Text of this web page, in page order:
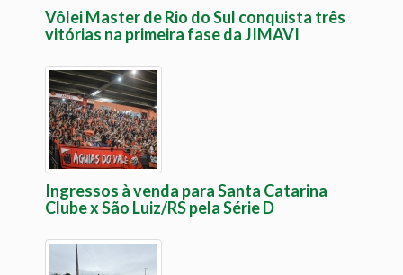
Vôlei Master de Rio do Sul conquista três
vitórias na primeira fase da JIMAVI
Ingressos à venda para Santa Catarina
Clube x São Luiz/RS pela Série D